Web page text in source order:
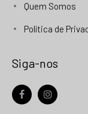
Quem Somos
Política de
Siga-nos